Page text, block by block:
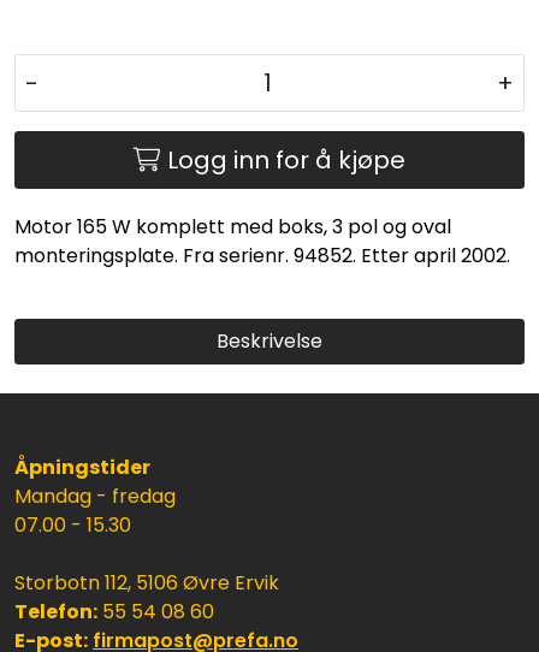
- +
Logg inn for å kjøpe
Motor 165 W komplett med boks, 3 pol og oval
monteringsplate. Fra serienr. 94852. Etter april 2002.
Beskrivelse
Åpningstider
Mandag - fredag
07.00 - 15.30
Storbotn 112, 5106 Øvre Ervik
Telefon: 55 54 08 60
E-post: firmapost@prefa.no